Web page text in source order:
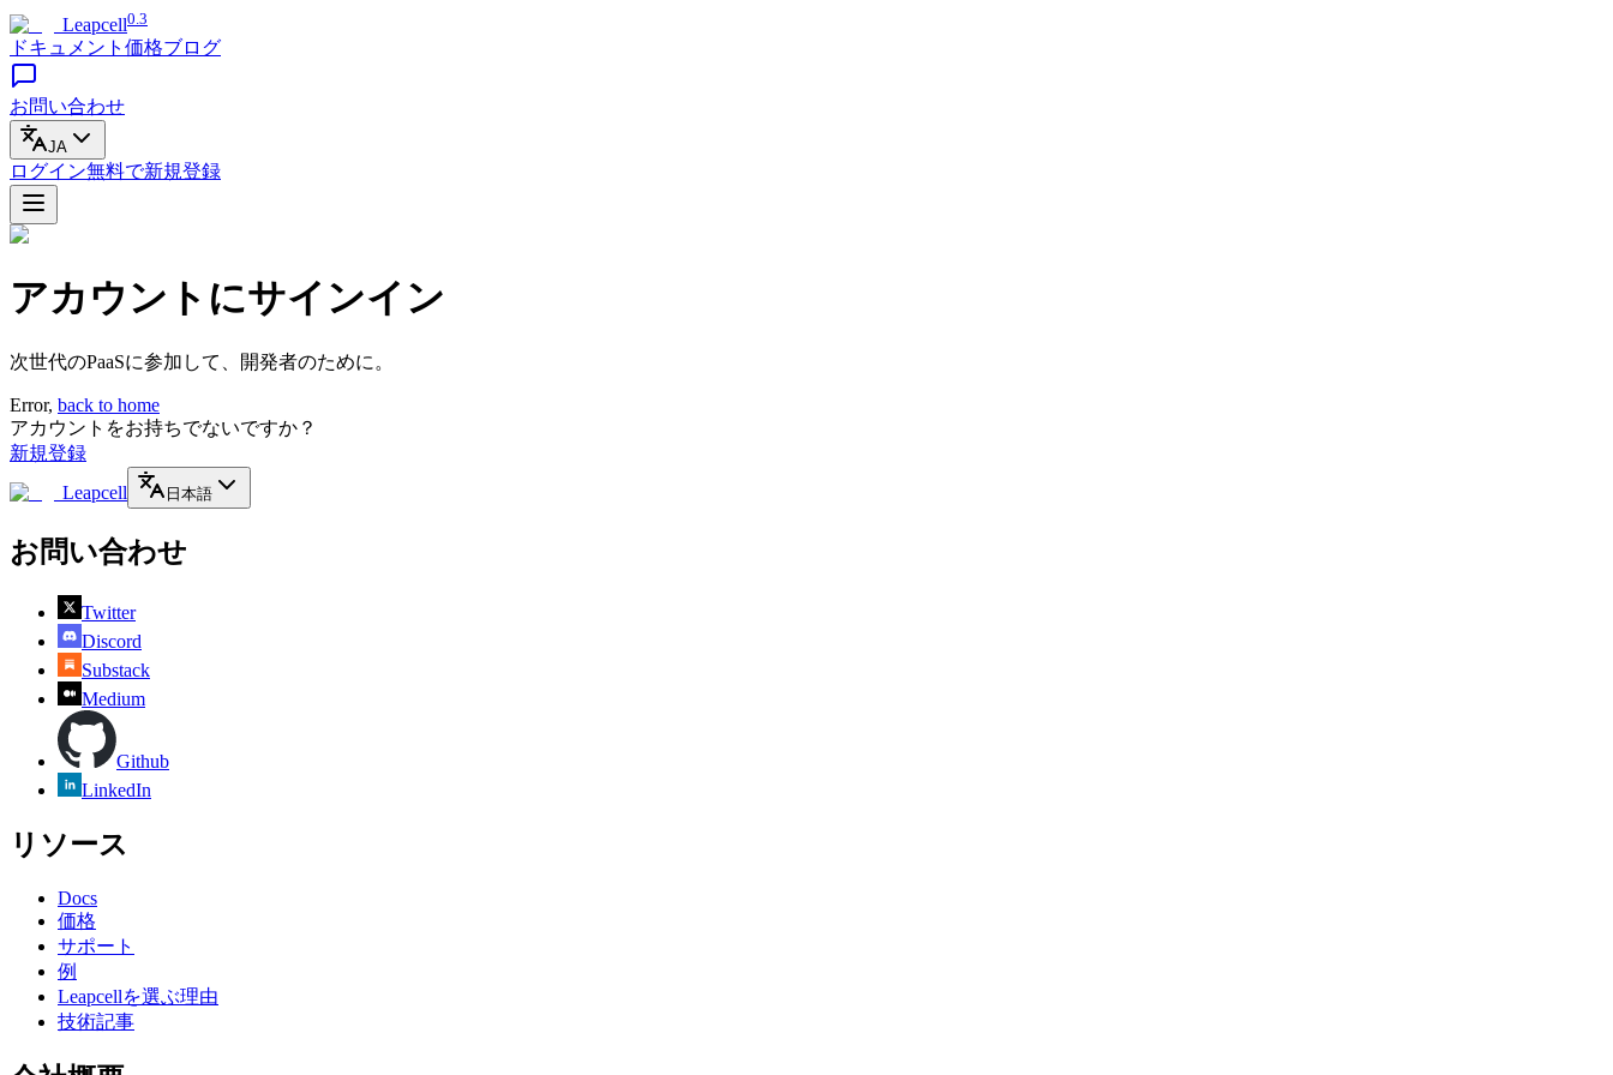
Leapcell0.3
ドキュメント 価格ブログ
お問い合わせ
JA
ログイン無料で新規登録
アカウントにサインイン
次世代のPaaSに参加して、開発者のために。
Error, back to home
アカウントをお持ちでないですか？
新規登録
Leapcell
日本語
お問い合わせ
Twitter
Discord
Substack
Medium
Github
LinkedIn
リソース
Docs
価格
サポート
例
Leapcellを選ぶ理由
技術記事